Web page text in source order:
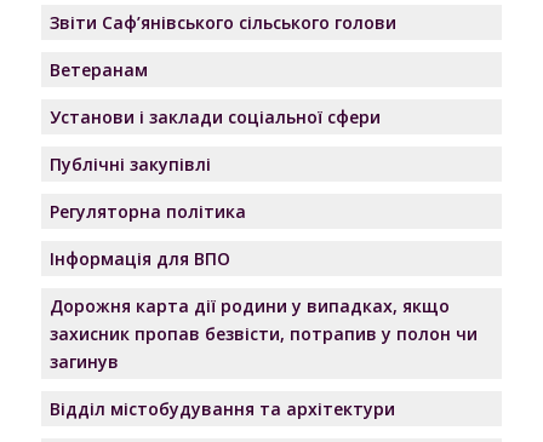
Звіти Саф’янівського сільського голови
Ветеранам
Установи і заклади соціальної сфери
Публічні закупівлі
Регуляторна політика
Інформація для ВПО
Дорожня карта дії родини у випадках, якщо
захисник пропав безвісти, потрапив у полон чи
загинув
Відділ містобудування та архітектури